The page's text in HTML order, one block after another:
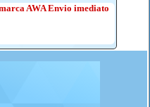
AWA Envio imediato